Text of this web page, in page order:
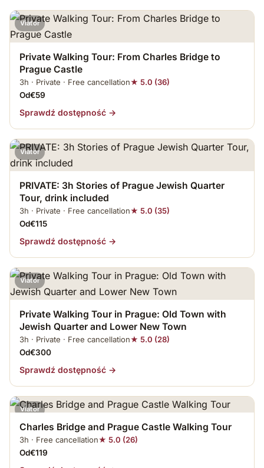
Viator
Private Walking Tour: From Charles Bridge to
Prague Castle
3h · Private · Free cancellation★ 5.0 (36)
Od€59
Sprawdź dostępność →
Viator
PRIVATE: 3h Stories of Prague Jewish Quarter
Tour, drink included
3h · Private · Free cancellation★ 5.0 (35)
Od€115
Sprawdź dostępność →
Viator
Private Walking Tour in Prague: Old Town with
Jewish Quarter and Lower New Town
3h · Private · Free cancellation★ 5.0 (28)
Od€300
Sprawdź dostępność →
Viator
Charles Bridge and Prague Castle Walking Tour
3h · Free cancellation★ 5.0 (26)
Od€119